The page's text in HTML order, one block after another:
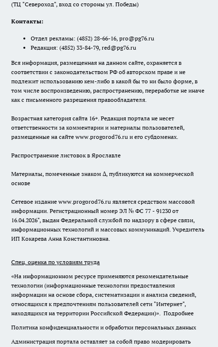
(ТЦ "Североход", вход со стороны ул. Победы)
Контакты:
Отдел рекламы: (4852) 28-66-16, pro@pg76.ru
Редакция: (4852) 33-84-79, red@pg76.ru
Вся информация, размещенная на данном сайте, охраняется в
соответствии с законодательством РФ об авторском праве и не
подлежит использованию кем-либо в какой бы то ни было форме, в
том числе воспроизведению, распространению, переработке не иначе
как с письменного разрешения правообладателя.
Возрастная категория сайта 16+. Редакция портала не несет
ответственности за комментарии и материалы пользователей,
размещенные на сайте www.progorod76.ru и его субдоменах.
Распространение листовок в Ярославле
Материалы, помеченные знаком ∆, публикуются на коммерческой
основе
Сетевое издание www.progorod76.ru является средством массовой
информации. Регистрационный номер ЭЛ № ФС 77 - 91230 от
16.04.2026", выдан Федеральной службой по надзору в сфере связи,
информационных технологий и массовых коммуникаций. Учредитель
ИП Кокарева Анна Константиновна.
Спец. оценка по условиям труда
«На информационном ресурсе применяются рекомендательные
технологии (информационные технологии предоставления
информации на основе сбора, систематизации и анализа сведений,
относящихся к предпочтениям пользователей сети "Интернет",
находящихся на территории Российской Федерации)». Подробнее
Политика конфиденциальности и обработки персональных данных
Администрация портала оставляет за собой право модерировать